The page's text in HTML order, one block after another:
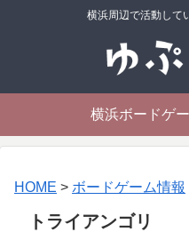
横浜周辺で活動して
横浜ボードゲ
HOME > ボードゲーム情報
トライアンゴリ